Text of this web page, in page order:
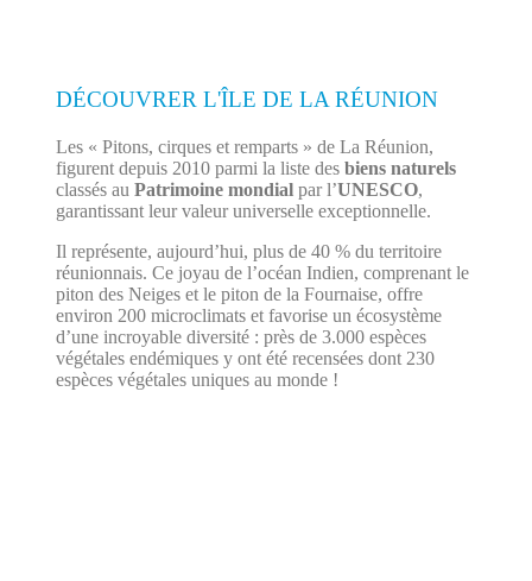
DÉCOUVRER L'ÎLE DE LA RÉUNION
Les « Pitons, cirques et remparts » de La Réunion,
figurent depuis 2010 parmi la liste des biens naturels
classés au Patrimoine mondialpar l’UNESCO,
garantissant leur valeur universelle exceptionnelle.
Il représente, aujourd’hui, plus de 40 % du territoire
réunionnais. Ce joyau de l’océan Indien, comprenant le
piton des Neiges et le piton de la Fournaise, offre
environ 200 microclimats et favorise un écosystème
d’une incroyable diversité : près de 3.000 espèces
végétales endémiques y ont été recensées dont 230
espèces végétales uniques au monde !